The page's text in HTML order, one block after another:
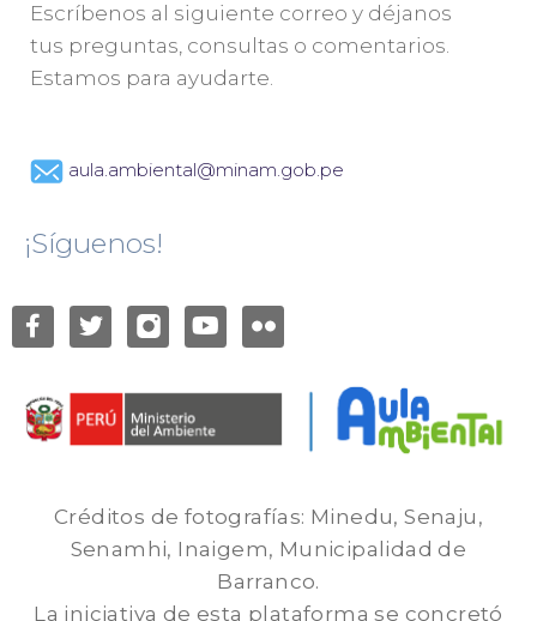
Escríbenos al siguiente correo y déjanos
tus preguntas, consultas o comentarios.
Estamos para ayudarte.
aula.ambiental@minam.gob.pe
¡Síguenos!
Créditos de fotografías: Minedu, Senaju,
Senamhi, Inaigem, Municipalidad de
Barranco.
La iniciativa de esta plataforma se concretó